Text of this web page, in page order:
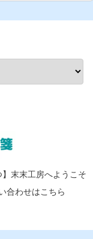
】末末工房へようこそ
合わせはこちら